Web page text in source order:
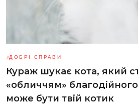
ДОБРІ СПРАВИ
Кураж шукає кота, який
«обличчям»
може бути твій котик